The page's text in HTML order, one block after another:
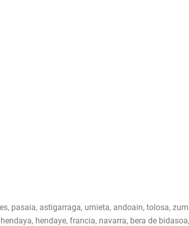
pasaia, astigarraga, urnieta, andoain, tolosa,
hendaye, francia, navarra, bera de